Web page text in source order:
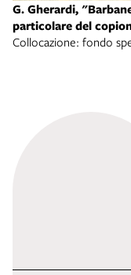
G. Gherardi,
particolare del
Collocazione: fondo